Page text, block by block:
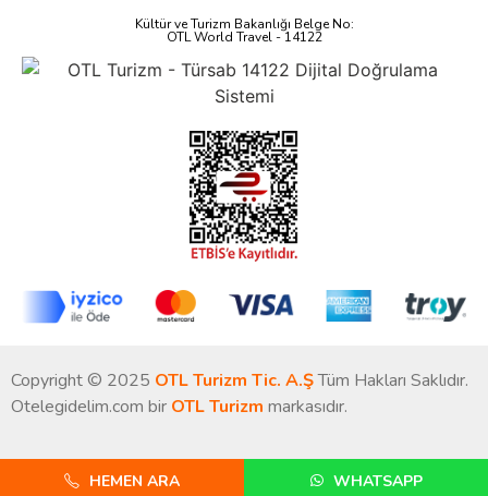
Kültür ve Turizm Bakanlığı Belge No:
OTL World Travel - 14122
Copyright © 2025 OTL Turizm Tic. A.ŞTüm Hakları Saklıdır.
Otelegidelim.com bir OTL Turizm markasıdır.
HEMEN ARA WHATSAPP